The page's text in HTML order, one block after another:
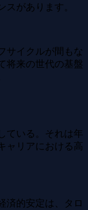
があります。
サイクルが間もな
将来の世代の基盤
ている。それは年
ャリアにおける高
済的安定は、タロ